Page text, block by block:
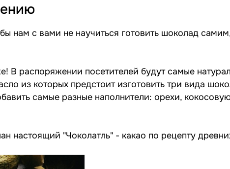
нам с вами не научиться готовить шоколад
В распоряжении посетителей будут самые
из которых предстоит изготовить три вида
самые разные наполнители: орехи,
настоящий "Чоколатль" - какао по рецепту